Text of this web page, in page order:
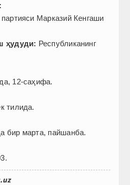
Марказий Кенгаши
ҳудуди: Республиканинг
12-саҳифа.
тилида.
бир марта, пайшанба.